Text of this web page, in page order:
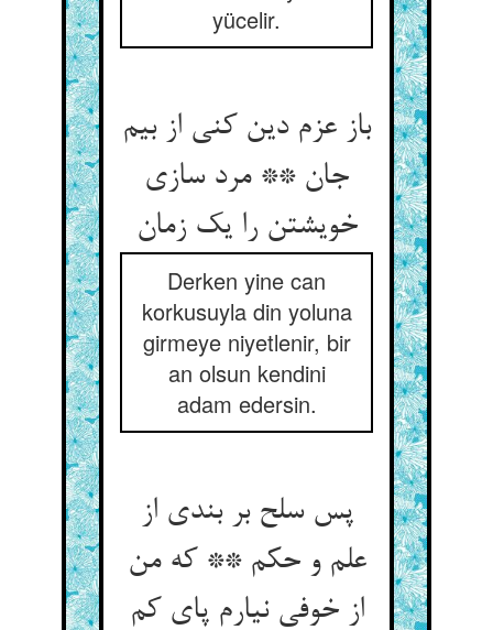
yücelir.
باز عزم دین کنی از بیم
جان ** مرد سازی
خویشتن را یک زمان
Derken yine can
korkusuyla din yoluna
girmeye niyetlenir, bir
an olsun kendini
adam edersin.
پس سلح بر بندی از
علم و حکم ** که من
از خوفی نیارم پای کم